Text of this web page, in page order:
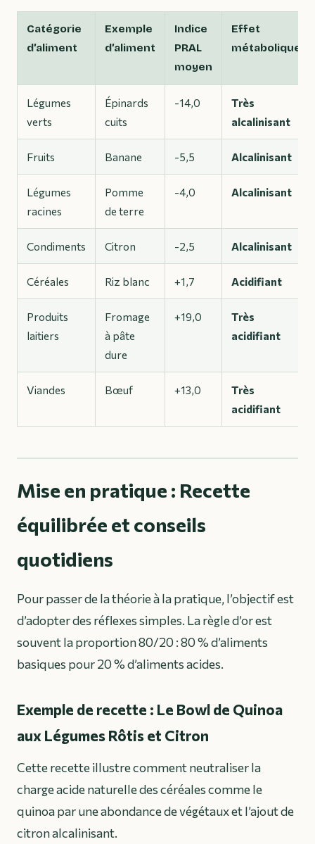
Catégorie
d’aliment
Exemple
d’aliment
Indice
PRAL
moyen
Effet
métabolique
Légumes
verts
Épinards
cuits
-14,0
Très
alcalinisant
Fruits Banane -5,5 Alcalinisant
Légumes
racines
Pomme
de terre
-4,0 Alcalinisant
Condiments Citron -2,5 Alcalinisant
Céréales Riz blanc +1,7 Acidifiant
Produits
laitiers
Fromage
à pâte
dure
+19,0
Très
acidifiant
Viandes Bœuf +13,0
Très
acidifiant
Mise en pratique : Recette
équilibrée et conseils
quotidiens
Pour passer de la théorie à la pratique, l’objectif est
d’adopter des réflexes simples. La règle d’or est
souvent la proportion 80/20 : 80 % d’aliments
basiques pour 20 % d’aliments acides.
Exemple de recette : Le Bowl de Quinoa
aux Légumes Rôtis et Citron
Cette recette illustre comment neutraliser la
charge acide naturelle des céréales comme le
quinoa par une abondance de végétaux et l’ajout de
citron alcalinisant.